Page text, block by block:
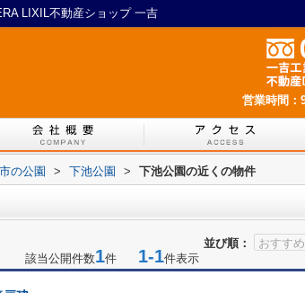
LIXIL不動産ショップ 一吉
営業時間：
の公園 > 下池公園 > 下池公園の近くの物件
並び順：
該当公開件数1件 1-1件表示